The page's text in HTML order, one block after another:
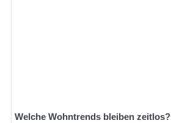
Welche Wohntrends bleiben zeitlos?